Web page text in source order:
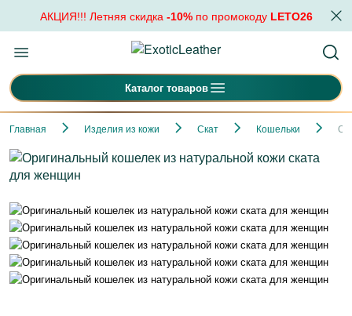
АКЦИЯ!!! Летняя скидка -10%по промокоду LETO26
Каталог товаров
Главная Изделия из кожи Скат Кошельки